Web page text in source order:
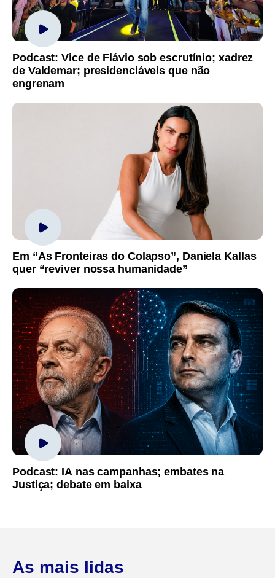
Podcast: Vice de Flávio sob escrutínio; xadrez
de Valdemar; presidenciáveis que não
engrenam
Em “As Fronteiras do Colapso”, Daniela Kallas
quer “reviver nossa humanidade”
Podcast: IA nas campanhas; embates na
Justiça; debate em baixa
As mais lidas